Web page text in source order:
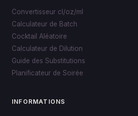
Convertisseur cl/oz/ml
Calculateur de Batch
Cocktail Aléatoire
Calculateur de Dilution
Guide des Substitutions
Planificateur de Soirée
INFORMATIONS